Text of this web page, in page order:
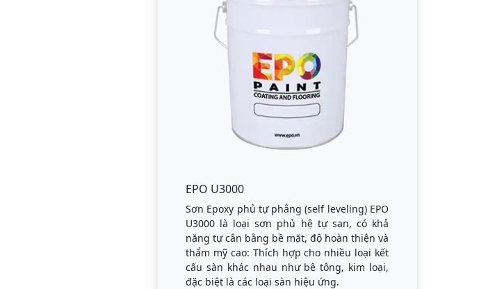
EPO U3000
Sơn Epoxy phủ tự phẳng (self leveling) EPO
U3000 là loại sơn phủ hệ tự san, có khả
năng tự cân bằng bề mặt, độ hoàn thiện và
thẩm mỹ cao: Thích hợp cho nhiều loại kết
cấu sàn khác nhau như bê tông, kim loại,
đặc biệt là các loại sàn hiệu ứng.